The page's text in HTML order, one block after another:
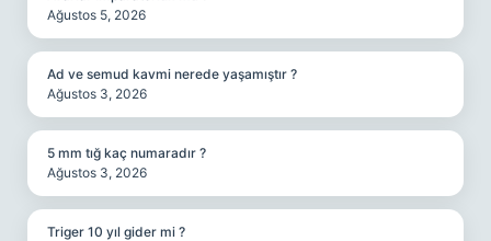
Ağustos 5, 2026
Ad ve semud kavmi nerede yaşamıştır ?
Ağustos 3, 2026
5 mm tığ kaç numaradır ?
Ağustos 3, 2026
Triger 10 yıl gider mi ?